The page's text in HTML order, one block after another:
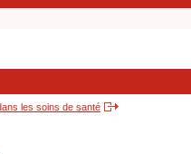
les soins de santé